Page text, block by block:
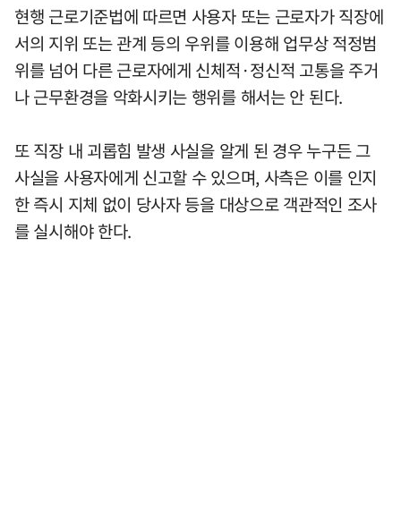
현행 근로기준법에 따르면 사용자 또는 근로자가 직장에
서의 지위 또는 관계 등의 우위를 이용해 업무상 적정범
위를 넘어 다른 근로자에게 신체적·정신적 고통을 주거
나 근무환경을 악화시키는 행위를 해서는 안 된다.
또 직장 내 괴롭힘 발생 사실을 알게 된 경우 누구든 그
사실을 사용자에게 신고할 수 있으며, 사측은 이를 인지
한 즉시 지체 없이 당사자 등을 대상으로 객관적인 조사
를 실시해야 한다.